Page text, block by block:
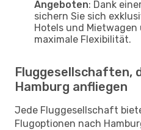
Angeboten: Dank
sichern Sie sich
Hotels und Mietwagen
maximale Flexibilität.
Fluggesellschaften,
Hamburg anfliegen
Jede Fluggesellschaft
Flugoptionen nach